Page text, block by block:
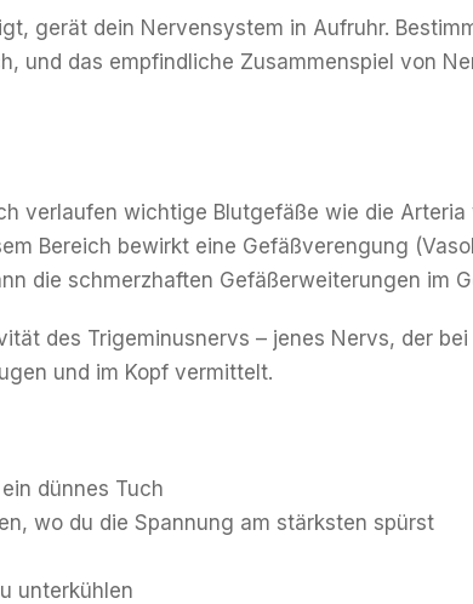
gerät dein Nervensystem in Aufruhr.
und das empfindliche Zusammenspiel von
verlaufen wichtige Blutgefäße wie die
Bereich bewirkt eine Gefäßverengung
die schmerzhaften Gefäßerweiterungen im
des Trigeminusnervs – jenes Nervs, der
und im Kopf vermittelt.
dünnes Tuch
wo du die Spannung am stärksten spürst
unterkühlen